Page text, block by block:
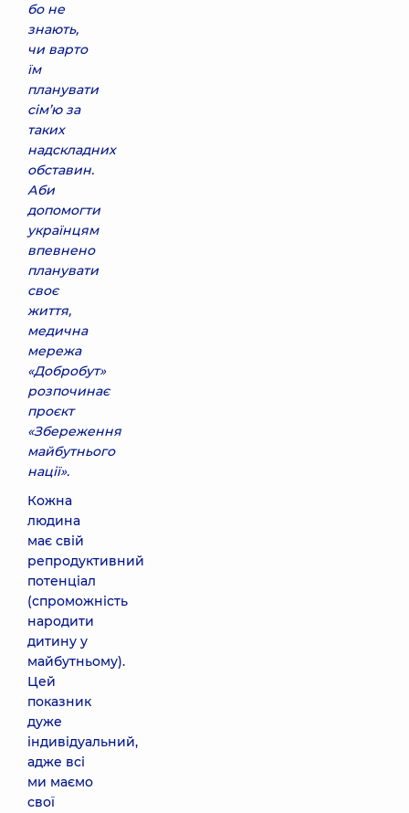
бо не
знають,
чи варто
їм
планувати
сім’ю за
таких
надскладних
обставин.
Аби
допомогти
українцям
впевнено
планувати
своє
життя,
медична
мережа
«Добробут»
розпочинає
проєкт
«Збереження
майбутнього
нації».
Кожна
людина
має свій
репродуктивний
потенціал
(спроможність
народити
дитину у
майбутньому).
Цей
показник
дуже
індивідуальний,
адже всі
ми маємо
свої